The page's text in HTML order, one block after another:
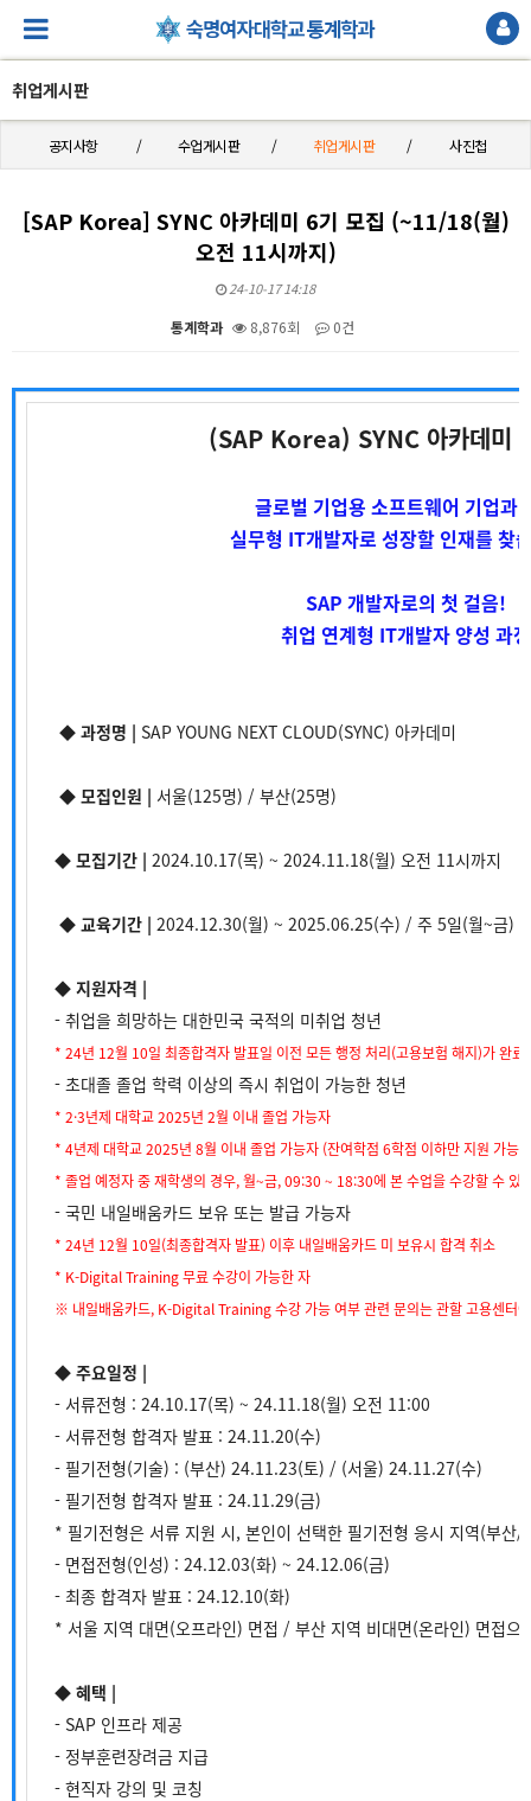
취업게시판
공지사항 수업게시판 취업게시판 사진첩
[SAP Korea] SYNC 아카데미 6기 모집 (~11/18(월)
오전 11시까지)
24-10-17 14:18
통계학과 8,876회 0건
본문
(SAP Korea) SYNC 아카데미
글로벌 기업용 소프트웨어 기업과
실무형 IT개발자로 성장할 인재를 찾
SAP 개발자로의 첫 걸음!
취업 연계형 IT개발자 양성 과정
◆ 과정명 | SAP YOUNG NEXT CLOUD(SYNC) 아카데미
◆ 모집인원 | 서울(125명) / 부산(25명)
◆ 모집기간 | 2024.10.17(목) ~ 2024.11.18(월) 오전 11시까지
◆ 교육기간 | 2024.12.30(월) ~ 2025.06.25(수) / 주 5일(월~금)
◆ 지원자격 |
- 취업을 희망하는 대한민국 국적의 미취업 청년
* 24년 12월 10일 최종합격자 발표일 이전 모든 행정 처리(고용보험 해지)가 완료
- 초대졸 졸업 학력 이상의 즉시 취업이 가능한 청년
* 2·3년제 대학교 2025년 2월 이내 졸업 가능자
* 4년제 대학교 2025년 8월 이내 졸업 가능자 (잔여학점 6학점 이하만 지원 가능)
* 졸업 예정자 중 재학생의 경우, 월~금, 09:30 ~ 18:30에 본 수업을 수강할 수 있
- 국민 내일배움카드 보유 또는 발급 가능자
* 24년 12월 10일(최종합격자 발표) 이후 내일배움카드 미 보유시 합격 취소
* K-Digital Training 무료 수강이 가능한 자
※ 내일배움카드, K-Digital Training 수강 가능 여부 관련 문의는 관할 고용센터
◆ 주요일정 |
- 서류전형 : 24.10.17(목) ~ 24.11.18(월) 오전 11:00
- 서류전형 합격자 발표 : 24.11.20(수)
- 필기전형(기술) : (부산) 24.11.23(토) / (서울) 24.11.27(수)
- 필기전형 합격자 발표 : 24.11.29(금)
* 필기전형은 서류 지원 시, 본인이 선택한 필기전형 응시 지역(부산/
- 면접전형(인성) : 24.12.03(화) ~ 24.12.06(금)
- 최종 합격자 발표 : 24.12.10(화)
* 서울 지역 대면(오프라인) 면접 / 부산 지역 비대면(온라인) 면접으
◆ 혜택 |
- SAP 인프라 제공
- 정부훈련장려금 지급
- 현직자 강의 및 코칭